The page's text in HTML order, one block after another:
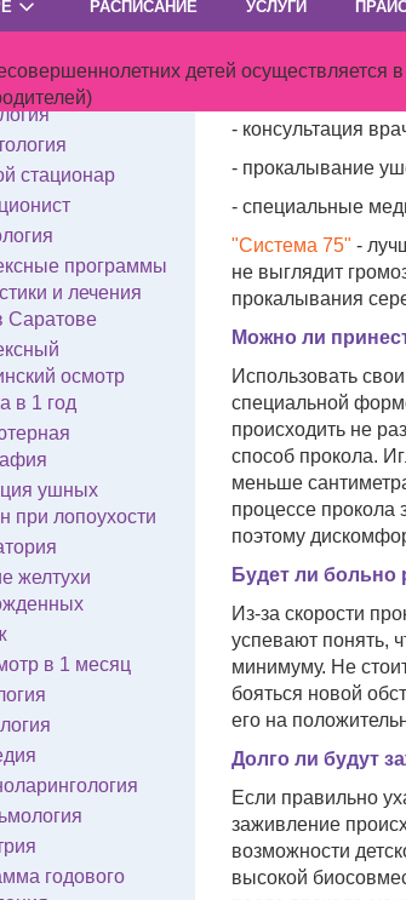
РАСПИСАНИЕ УСЛУГИ
детей осуществляется
мгновение ока
- консультация
- прокалывание
- специальные
"Система 75" -
не выглядит
прокалывания
Можно ли
Использовать
специальной
происходить не
способ прокола.
меньше
процессе прокола
поэтому
Будет ли больно
Из-за скорости
успевают понять,
минимуму. Не
бояться новой
его на
Долго ли будут
Если правильно
заживление
возможности
высокой
стационар
программы
и лечения
Саратове
осмотр
в 1 год
ушных
при лопоухости
желтухи
в 1 месяц
годового